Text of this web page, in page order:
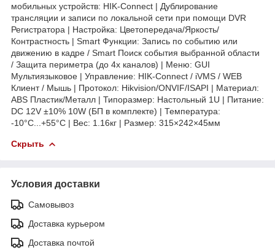
мобильных устройств: HIK-Connect | Дублирование
трансляции и записи по локальной сети при помощи DVR
Регистратора | Настройка: Цветопередача/Яркость/
Контрастность | Smart Функции: Запись по событию или
движению в кадре / Smart Поиск события выбранной области
/ Защита периметра (до 4х каналов) | Меню: GUI
Мультиязыковое | Управление: HIK-Connect / iVMS / WEB
Клиент / Мышь | Протокол: Hikvision/ONVIF/ISAPI | Материал:
ABS Пластик/Металл | Типоразмер: Настольный 1U | Питание:
DC 12V ±10% 10W (БП в комплекте) | Температура:
-10°C...+55°C | Вес: 1.16кг | Размер: 315×242×45мм
Скрыть
Условия доставки
Самовывоз
Доставка курьером
Доставка почтой